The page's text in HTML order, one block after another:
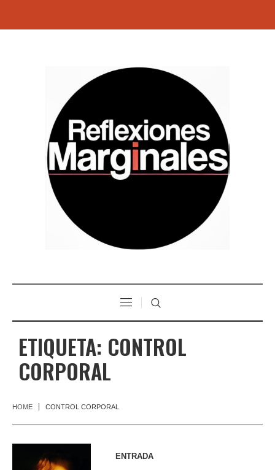
ETIQUETA: CONTROL
CORPORAL
HOME CONTROL CORPORAL
ENTRADA